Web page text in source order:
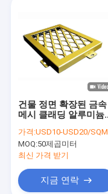
건물 정면 확장된 금속
메시 클래딩 알루미늄
가격:USD10-USD20/SQM
MOQ:50제곱미터
최신 가격 받기
지금 연락